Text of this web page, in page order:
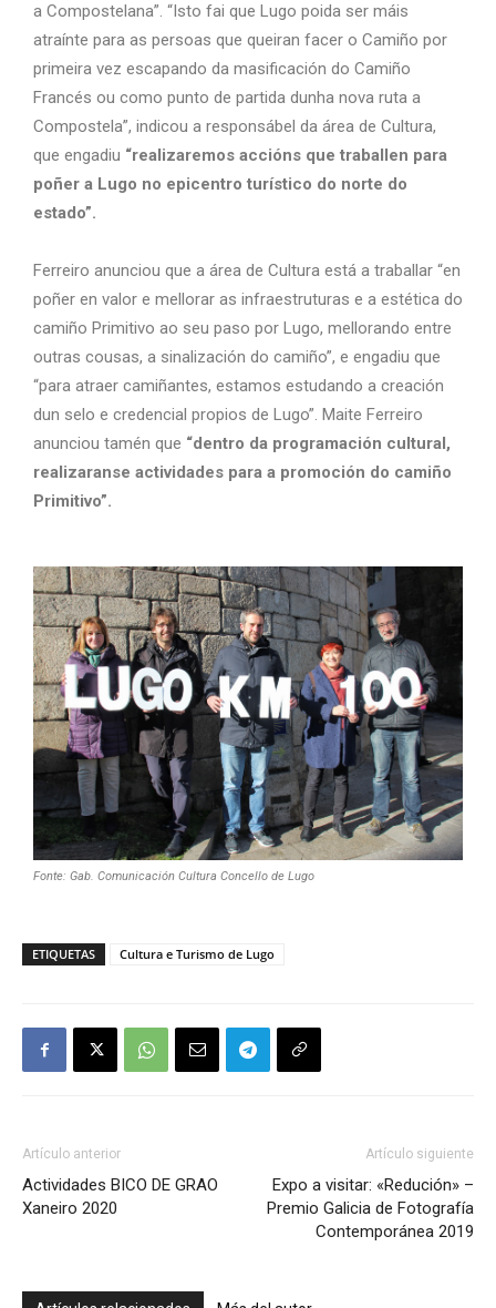
a Compostelana”. “Isto fai que Lugo poida ser máis
atraínte para as persoas que queiran facer o Camiño por
primeira vez escapando da masificación do Camiño
Francés ou como punto de partida dunha nova ruta a
Compostela”, indicou a responsábel da área de Cultura,
que engadiu “realizaremos accións que traballen para
poñer a Lugo no epicentro turístico do norte do
estado”.
Ferreiro anunciou que a área de Cultura está a traballar “en
poñer en valor e mellorar as infraestruturas e a estética do
camiño Primitivo ao seu paso por Lugo, mellorando entre
outras cousas, a sinalización do camiño”, e engadiu que
“para atraer camiñantes, estamos estudando a creación
dun selo e credencial propios de Lugo”. Maite Ferreiro
anunciou tamén que “dentro da programación cultural,
realizaranse actividades para a promoción do camiño
Primitivo”.
Fonte: Gab. Comunicación Cultura Concello de Lugo
ETIQUETAS Cultura e Turismo de Lugo
Artículo anterior
Actividades BICO DE GRAO
Xaneiro 2020
Artículo siguiente
Expo a visitar: «Redución» –
Premio Galicia de Fotografía
Contemporánea 2019